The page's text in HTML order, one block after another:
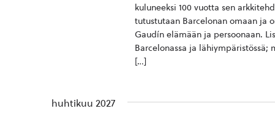
kuluneeksi 100 vuotta sen
tutustutaan Barcelonan omaan ja
Gaudín elämään ja persoonaan.
Barcelonassa ja lähiympäristössä;
[…]
huhtikuu 2027